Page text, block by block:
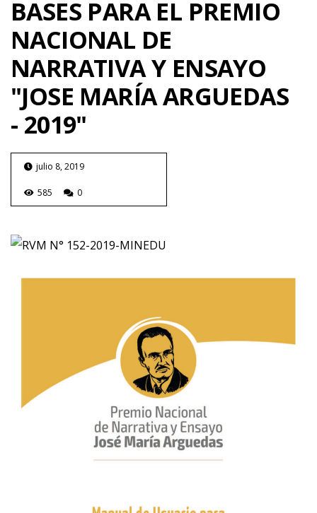
BASES PARA EL PREMIO
NACIONAL DE
NARRATIVA Y ENSAYO
"JOSE MARÍA ARGUEDAS
- 2019"
julio 8, 2019
585 0